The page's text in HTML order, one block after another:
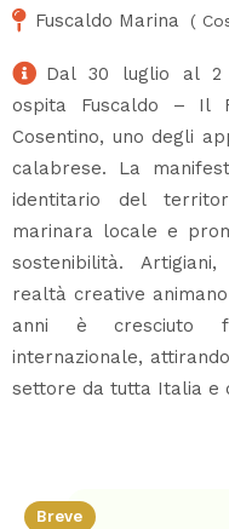
Fuscaldo Marina (
Dal 30 luglio al 2
ospita Fuscaldo – Il
Cosentino, uno degli
calabrese. La
identitario del
marinara locale e
sostenibilità.
realtà creative
anni è cresciuto
internazionale,
settore da tutta Italia e
Breve